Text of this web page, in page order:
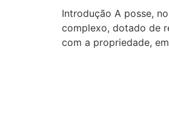
Introdução A posse,
complexo, dotado de
com a propriedade,